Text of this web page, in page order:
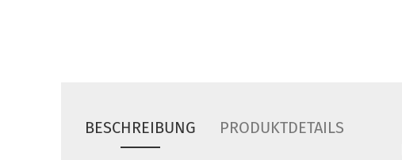
BESCHREIBUNG PRODUKTDETAILS